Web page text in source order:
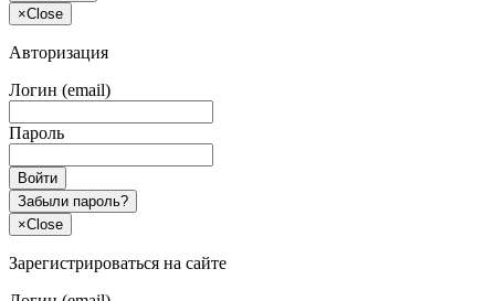
×Close
Авторизация
Логин (email)
Пароль
Войти
Забыли пароль?
×Close
Зарегистрироваться на сайте